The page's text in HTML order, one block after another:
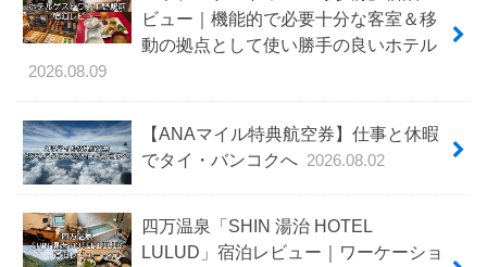
ビュー｜機能的で必要十分な客室＆移
動の拠点として使い勝手の良いホテル
2026.08.09
【ANAマイル特典航空券】仕事と休暇
でタイ・バンコクへ 2026.08.02
四万温泉「SHIN 湯治 HOTEL
LULUD」宿泊レビュー｜ワーケーショ